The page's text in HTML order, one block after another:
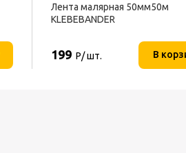
Лента малярная 50мм50м
KLEBEBANDER
199 Р/ шт. В